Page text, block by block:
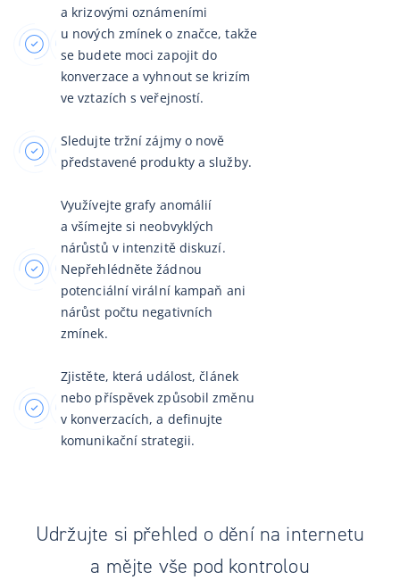
a krizovými oznámeními
u nových zmínek o značce, takže
se budete moci zapojit do
konverzace a vyhnout se krizím
ve vztazích s veřejností.
Sledujte tržní zájmy o nově
představené produkty a služby.
Využívejte grafy anomálií
a všímejte si neobvyklých
nárůstů v intenzitě diskuzí.
Nepřehlédněte žádnou
potenciální virální kampaň ani
nárůst počtu negativních
zmínek.
Zjistěte, která událost, článek
nebo příspěvek způsobil změnu
v konverzacích, a definujte
komunikační strategii.
Udržujte si přehled o dění na internetu
a mějte vše pod kontrolou